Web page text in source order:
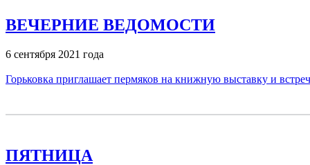
ВЕЧЕРНИЕ ВЕДОМОСТИ
6 сентября 2021 года
Горьковка приглашает пермяков на книжную выставку и
ПЯТНИЦА